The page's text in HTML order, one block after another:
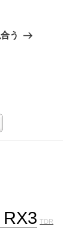
う
TDR